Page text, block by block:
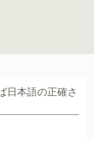
日本語の正確さ